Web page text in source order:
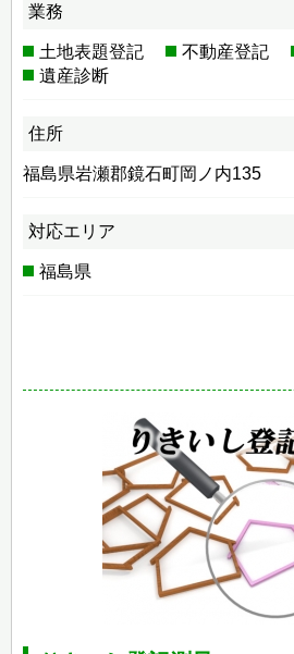
業務
土地表題登記 不動産登記
遺産診断
住所
福島県岩瀬郡鏡石町岡ノ内135
対応エリア
福島県